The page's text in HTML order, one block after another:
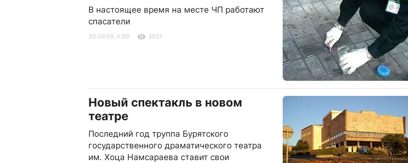
В настоящее время на месте ЧП работают
спасатели
30.09.09, 0:00 3051
Новый спектакль в новом
театре
Последний год труппа Бурятского
государственного драматического театра
им. Хоца Намсараева ставит свои